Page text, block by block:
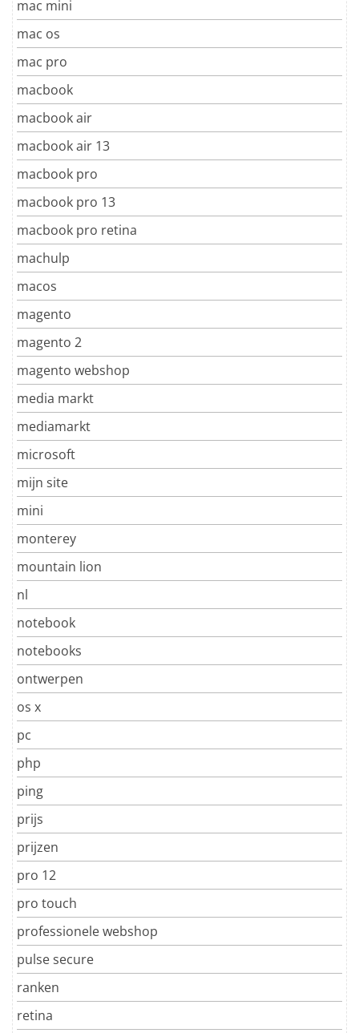
mac mini
mac os
mac pro
macbook
macbook air
macbook air 13
macbook pro
macbook pro 13
macbook pro retina
machulp
macos
magento
magento 2
magento webshop
media markt
mediamarkt
microsoft
mijn site
mini
monterey
mountain lion
nl
notebook
notebooks
ontwerpen
os x
pc
php
ping
prijs
prijzen
pro 12
pro touch
professionele webshop
pulse secure
ranken
retina